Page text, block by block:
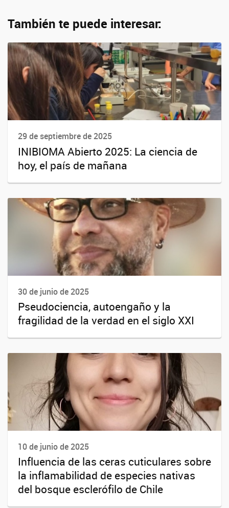
También te puede interesar:
29 de septiembre de 2025
INIBIOMA Abierto 2025: La ciencia de
hoy, el país de mañana
30 de junio de 2025
Pseudociencia, autoengaño y la
fragilidad de la verdad en el siglo XXI
10 de junio de 2025
Influencia de las ceras cuticulares sobre
la inflamabilidad de especies nativas
del bosque esclerófilo de Chile